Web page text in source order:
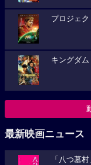
プロジェ
キングダ
最新映画ニュース
「八つ墓